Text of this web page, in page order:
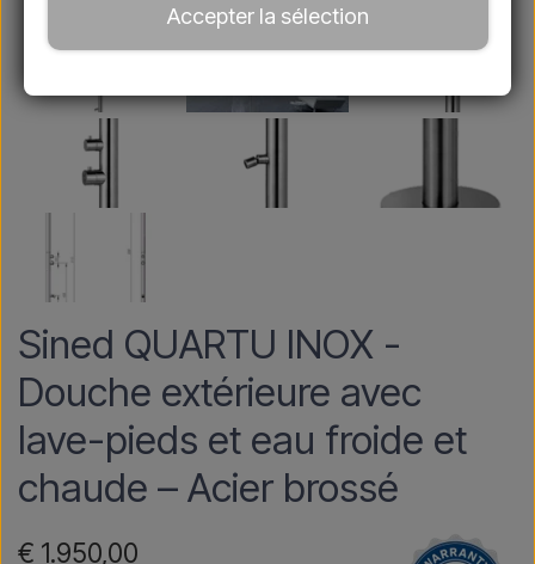
Sined QUARTU INOX -
Douche extérieure avec
lave-pieds et eau froide et
chaude – Acier brossé
€ 1.950,00
Accepter la sélection